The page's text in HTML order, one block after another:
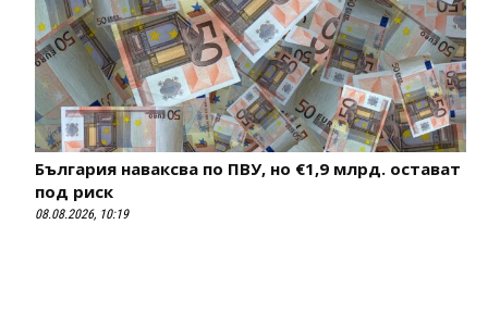
България наваксва по ПВУ, но €1,9 млрд. остават
под риск
08.08.2026, 10:19